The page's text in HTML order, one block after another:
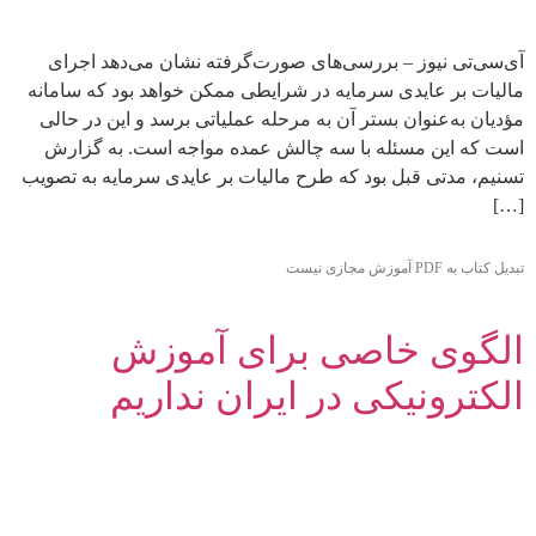
آی‌سی‌تی نیوز – بررسی‌های صورت‌گرفته نشان می‌دهد اجرای
مالیات بر عایدی سرمایه در شرایطی ممکن خواهد بود که سامانه
مؤدیان به‌عنوان بستر آن به مرحله عملیاتی برسد و این در حالی
است که این مسئله با سه چالش عمده مواجه است. به گزارش
تسنیم، مدتی قبل بود که طرح مالیات بر عایدی سرمایه به تصویب
[…]
تبدیل کتاب به PDF آموزش مجازی نیست
الگوی خاصی برای آموزش
الکترونیکی در ایران نداریم